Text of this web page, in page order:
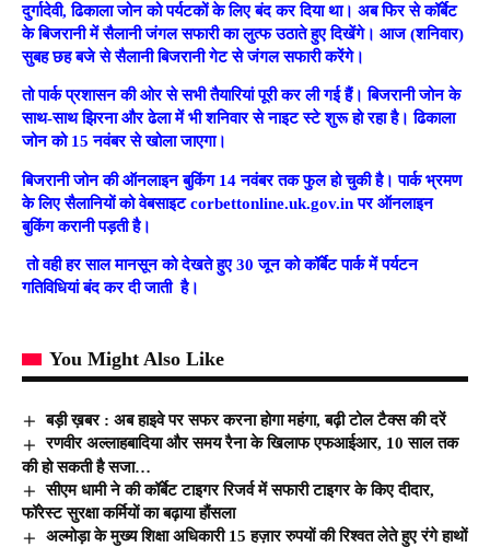
दुर्गादेवी, ढिकाला जोन को पर्यटकों के लिए बंद कर दिया था। अब फिर से कॉर्बेट
के बिजरानी में सैलानी जंगल सफारी का लुत्फ उठाते हुए दिखेंगे। आज (शनिवार)
सुबह छह बजे से सैलानी बिजरानी गेट से जंगल सफारी करेंगे।
तो पार्क प्रशासन की ओर से सभी तैयारियां पूरी कर ली गई हैं। बिजरानी जोन के
साथ-साथ झिरना और ढेला में भी शनिवार से नाइट स्टे शुरू हो रहा है। ढिकाला
जोन को 15 नवंबर से खोला जाएगा।
बिजरानी जोन की ऑनलाइन बुकिंग 14 नवंबर तक फुल हो चुकी है। पार्क भ्रमण
के लिए सैलानियों को वेबसाइट corbettonline.uk.gov.in पर ऑनलाइन
बुकिंग करानी पड़ती है।
तो वही हर साल मानसून को देखते हुए 30 जून को कॉर्बेट पार्क में पर्यटन
गतिविधियां बंद कर दी जाती है।
You Might Also Like
बड़ी ख़बर : अब हाइवे पर सफर करना होगा महंगा, बढ़ी टोल टैक्स की दरें
रणवीर अल्लाहबादिया और समय रैना के खिलाफ एफआईआर, 10 साल तक
की हो सकती है सजा…
सीएम धामी ने की कॉर्बेट टाइगर रिजर्व में सफारी टाइगर के किए दीदार,
फॉरेस्ट सुरक्षा कर्मियों का बढ़ाया हौंसला
अल्मोड़ा के मुख्य शिक्षा अधिकारी 15 हज़ार रुपयों की रिश्वत लेते हुए रंगे हाथों